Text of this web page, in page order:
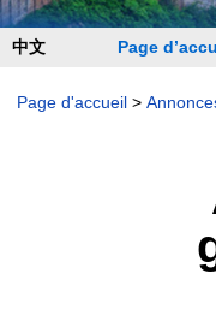
中文 Page
Page d'accueil>